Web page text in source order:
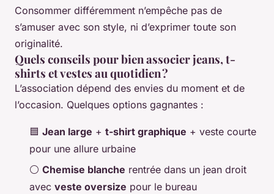
Consommer différemment n’empêche pas de
s’amuser avec son style, ni d’exprimer toute son
originalité.
Quels conseils pour bien associer jeans, t-
shirts et vestes au quotidien ?
L’association dépend des envies du moment et de
l’occasion. Quelques options gagnantes :
🟦 Jean large + t-shirt graphique + veste courte
pour une allure urbaine
⚪ Chemise blanche rentrée dans un jean droit
avec veste oversize pour le bureau